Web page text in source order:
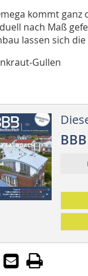
kommt
nach Maß
lassen sich
Gullen